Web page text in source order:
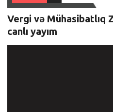
Vergi və Mühasibatlıq
canlı yayım